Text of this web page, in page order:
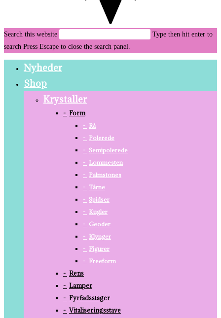
Search this website
Type then hit enter to
search Press Escape to close the search panel.
Nyheder
Shop
Krystaller
Form
Rå
Polerede
Semipolerede
Lommesten
Palmstones
Tårne
Spidser
Kugler
Geoder
Klynger
Figurer
Freeform
Rens
Lamper
Fyrfadsstager
Vitaliseringsstave